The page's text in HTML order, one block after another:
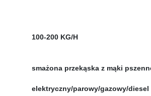
100-200 KG/H
smażona przekąska z mąki
elektryczny/parowy/gazowy/diesel